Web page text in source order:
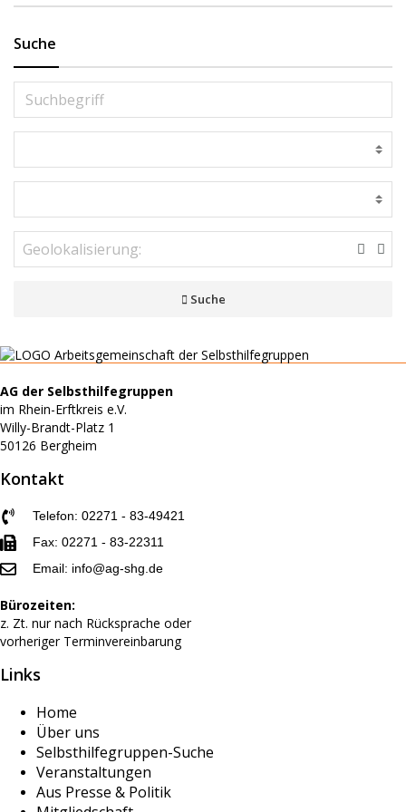
Suche
Suche
AG der Selbsthilfegruppen
im Rhein-Erftkreis e.V.
Willy-Brandt-Platz 1
50126 Bergheim
Kontakt
Telefon: 02271 - 83-49421
Fax: 02271 - 83-22311
Email: info@ag-shg.de
Bürozeiten:
z. Zt. nur nach Rücksprache oder
vorheriger Terminvereinbarung
Links
Home
Über uns
Selbsthilfegruppen-Suche
Veranstaltungen
Aus Presse & Politik